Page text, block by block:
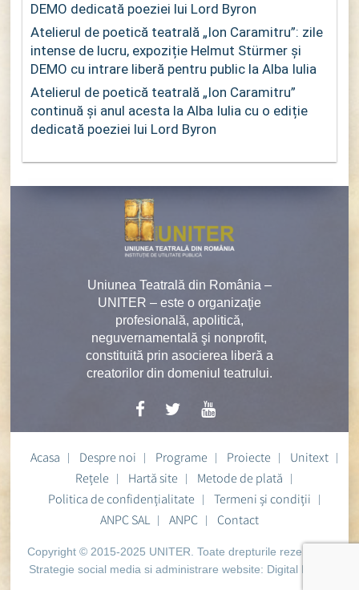
DEMO dedicată poeziei lui Lord Byron
Atelierul de poetică teatrală „Ion Caramitru”: zile
intense de lucru, expoziție Helmut Stürmer și
DEMO cu intrare liberă pentru public la Alba Iulia
Atelierul de poetică teatrală „Ion Caramitru”
continuă și anul acesta la Alba Iulia cu o ediție
dedicată poeziei lui Lord Byron
Uniunea Teatrală din România –
UNITER – este o organizaţie
profesională, apolitică,
neguvernamentală şi nonprofit,
constituită prin asocierea liberă a
creatorilor din domeniul teatrului.
Acasa Despre noi Programe Proiecte
Unitext
Rețele
Hartă site
Metode de plată
Politica de confidențialitate
Termeni și condiții
ANPC SAL
ANPC Contact
Copyright © 2015-2025 UNITER. Toate drepturile rezervate.
Strategie social media si administrare website: Digital Heart